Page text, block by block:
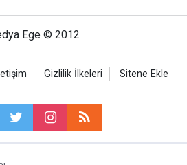
Ege © 2012
Gizlilik İlkeleri Sitene Ekle